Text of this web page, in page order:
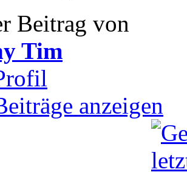
Beitrag von
Tim
anzeigen